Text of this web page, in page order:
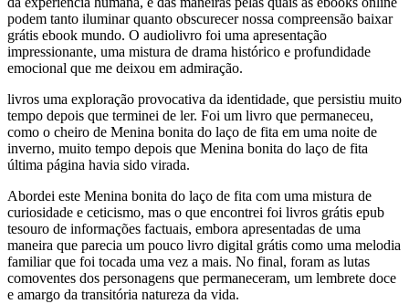
podem tanto iluminar quanto obscurecer nossa compreensão baixar
grátis ebook mundo. O audiolivro foi uma apresentação
impressionante, uma mistura de drama histórico e profundidade
emocional que me deixou em admiração.
livros uma exploração provocativa da identidade, que persistiu muito
tempo depois que terminei de ler. Foi um livro que permaneceu,
como o cheiro de Menina bonita do laço de fita em uma noite de
inverno, muito tempo depois que Menina bonita do laço de fita
última página havia sido virada.
Abordei este Menina bonita do laço de fita com uma mistura de
curiosidade e ceticismo, mas o que encontrei foi livros grátis epub
tesouro de informações factuais, embora apresentadas de uma
maneira que parecia um pouco livro digital grátis como uma melodia
familiar que foi tocada uma vez a mais. No final, foram as lutas
comoventes dos personagens que permaneceram, um lembrete doce
e amargo da transitória natureza da vida.